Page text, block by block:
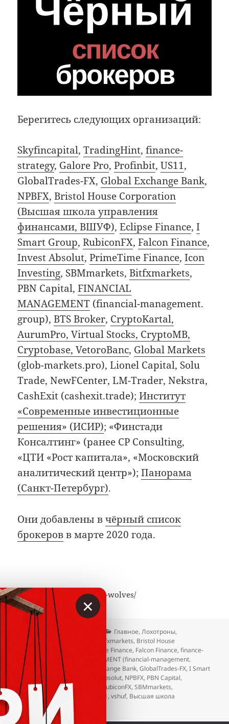
Берегитесь следующих организаций:
Skyfincapital,TradingHint,finance-
strategy, Galore Pro,Profinbit,US11,
GlobalTrades-FX, Global Exchange Bank,
NPBFX,Bristol House Corporation
(Высшая школа управления
финансами, ВШУФ),Eclipse Finance,I
Smart Group,RubiconFX,Falcon Finance,
Invest Absolut,PrimeTime Finance,Icon
Investing, SBMmarkets,Bitfxmarkets,
PBN Capital,FINANCIAL
MANAGEMENT (financial-management.
group),BTS Broker, CryptoKartal,
AurumPro, Virtual Stocks, CryptoMB,
Cryptobase, VetoroBanc, Global Markets
(glob-markets.pro), Lionel Capital, Solu
Trade, NewFCenter, LM-Trader, Nekstra,
CashExit (cashexit.trade);Институт
«Современные инвестиционные
решения» (ИСИР); «Финстади
Консалтинг» (ранее CP Consulting,
«ЦТИ «Рост капитала», «Московский
аналитический центр»);Панорама
(Санкт-Петербург).
Они добавлены вчёрный список
брокеровв марте 2020 года.
https://vklader.com/kiev-wolves/
Опубликовано
31.03.2020 Рубрики
Главное,Лохотроны,
Мошенники
,Отзывы Метки
Bitfxmarkets, Bristol House
Corporation
BTS Broker Eclipse Finance, Falcon Finance,finance-
strategy
FINANCIAL MANAGEMENT (financial-management.
group)
Galore Pro Global Exchange Bank,GlobalTrades-FX,I Smart
Group
Icon Investing Invest Absolut, NPBFX, PBN Capital,
PrimeTime Finance , RubiconFX,SBMmarkets,
Skyfincapital, TradingHint US11,vshuf, Высшая школа
управления финансами
×